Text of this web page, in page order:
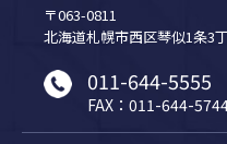
〒063-0811
北海道札幌市西区琴似1条3
011-644-5555
FAX：011-644-